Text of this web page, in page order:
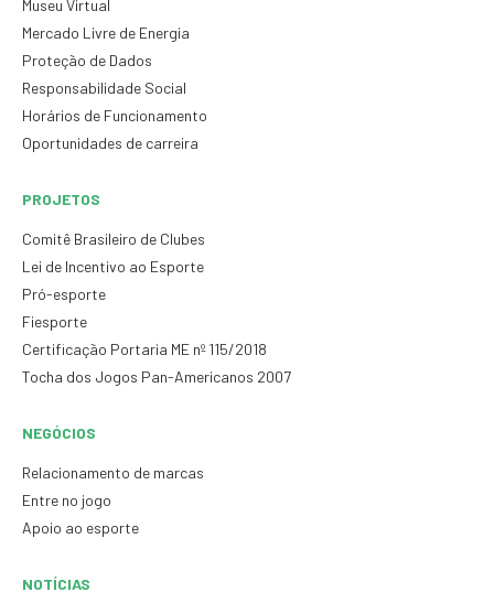
Museu Virtual
Mercado Livre de Energia
Proteção de Dados
Responsabilidade Social
Horários de Funcionamento
Oportunidades de carreira
PROJETOS
Comitê Brasileiro de Clubes
Lei de Incentivo ao Esporte
Pró-esporte
Fiesporte
Certificação Portaria ME nº 115/2018
Tocha dos Jogos Pan-Americanos 2007
NEGÓCIOS
Relacionamento de marcas
Entre no jogo
Apoio ao esporte
NOTÍCIAS